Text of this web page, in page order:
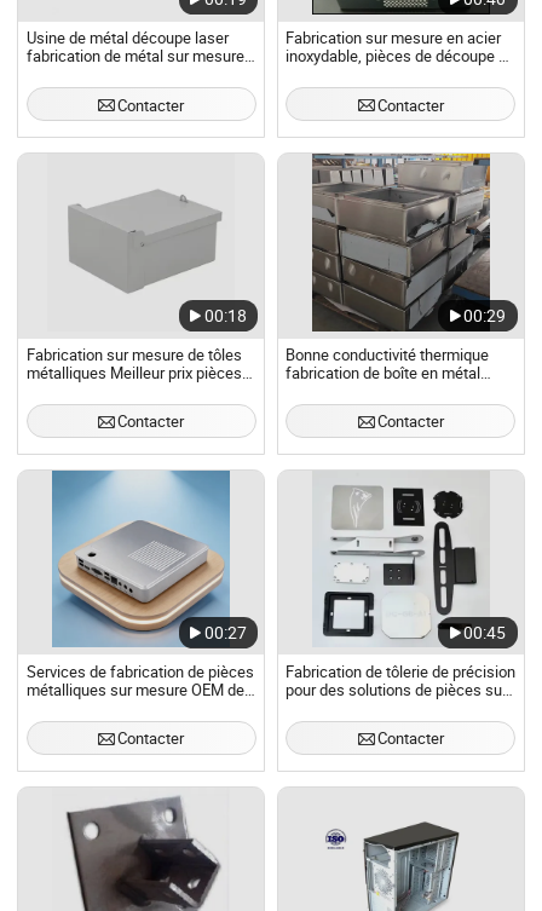
Usine de métal découpe laser
fabrication de métal sur mesure -
de tôle traitement de tôle pliage
de tôle
Contacter
Fabrication sur mesure en acier
inoxydable, pièces de découpe de
laser, pliage, fabrication de tôle
Contacter
00:18
Fabrication sur mesure de tôles
métalliques Meilleur prix pièces
Contacter
00:29
Bonne conductivité thermique
fabrication de boîte en métal
Contacter
00:27
Services de fabrication de pièces
métalliques sur mesure OEM de
en aluminium, pliage et
anodisation Contacter
00:45
Fabrication de tôlerie de précision
pour des solutions de pièces sur
Contacter